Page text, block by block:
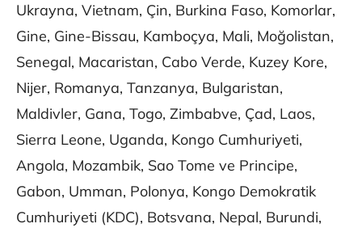
Ukrayna, Vietnam, Çin, Burkina Faso, Komorlar,
Gine, Gine-Bissau, Kamboçya, Mali, Moğolistan,
Senegal, Macaristan, Cabo Verde, Kuzey Kore,
Nijer, Romanya, Tanzanya, Bulgaristan,
Maldivler, Gana, Togo, Zimbabve, Çad, Laos,
Sierra Leone, Uganda, Kongo Cumhuriyeti,
Angola, Mozambik, Sao Tome ve Principe,
Gabon, Umman, Polonya, Kongo Demokratik
Cumhuriyeti (KDC), Botsvana, Nepal, Burundi,